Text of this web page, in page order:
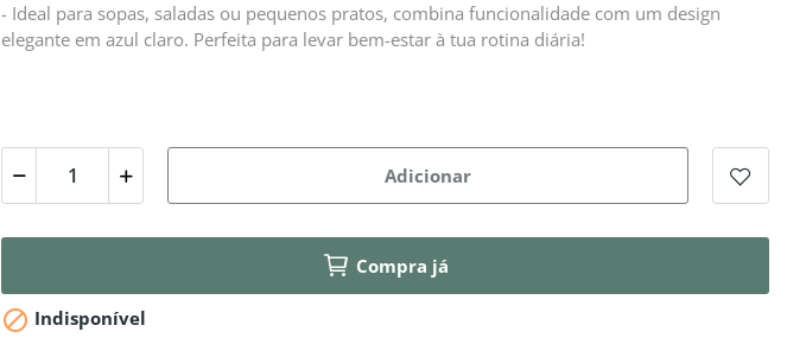
- Ideal para sopas, saladas ou pequenos pratos, combina funcionalidade com um design
elegante em azul claro. Perfeita para levar bem-estar à tua rotina diária!
Adicionar
Compra já
 Indisponível